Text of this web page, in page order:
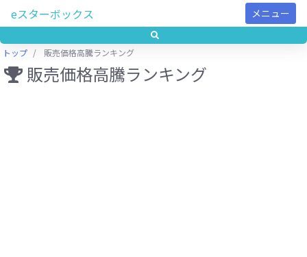
eスターボックス メニュー
トップ 販売価格高騰ランキング
販売価格高騰ランキング